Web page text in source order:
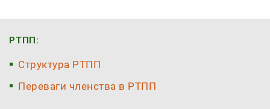
РТПП:
Структура РТПП
Переваги членства в РТПП